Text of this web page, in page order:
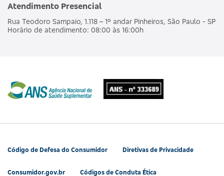
Atendimento Presencial
Rua Teodoro Sampaio, 1.118 – 1º andar Pinheiros, São Paulo - SP
Horário de atendimento: 08:00 às 16:00h
Código de Defesa do Consumidor Diretivas de Privacidade
Consumidor.gov.br Códigos de Conduta Ética